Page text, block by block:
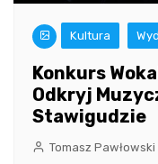
Kultura
Konkurs
Odkryj
Stawigudzie
Tomasz Pawłowski